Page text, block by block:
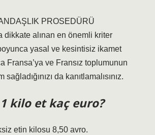
PROSEDÜRÜ
dikkate alınan en önemli kriter
yasal ve kesintisiz ikamet
Fransa’ya ve Fransız toplumunun
da kanıtlamalısınız.
1 kilo et kaç euro?
etin kilosu 8,50 avro.